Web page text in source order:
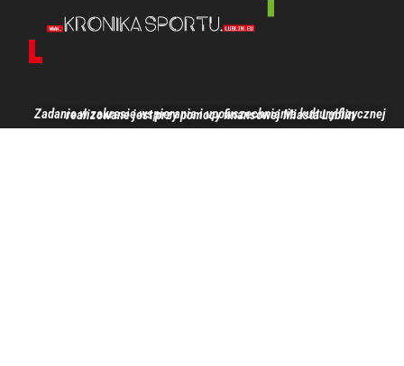
Zadanie w zakresie wspierania i upowszechniania kultury fizycznej realizowane jest przy pomocy finansowej Miasta Lublin